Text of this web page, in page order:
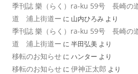
季刊誌 樂（らく）ra-ku 59号 長崎の
道 浦上街道ー に 山内ひろみ より
季刊誌 樂（らく）ra-ku 59号 長崎の
道 浦上街道ー に 半田弘美 より
移転のお知らせ に ハンター より
移転のお知らせ に 伊神正太郎 より